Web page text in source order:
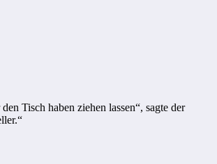
Tisch haben ziehen lassen“, sagte der